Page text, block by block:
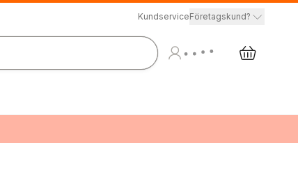
KundserviceFöretagskund?